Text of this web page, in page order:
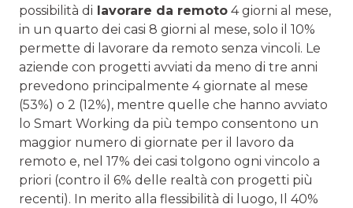
possibilità di lavorare da remoto 4 giorni al mese,
in un quarto dei casi 8 giorni al mese, solo il 10%
permette di lavorare da remoto senza vincoli. Le
aziende con progetti avviati da meno di tre anni
prevedono principalmente 4 giornate al mese
(53%) o 2 (12%), mentre quelle che hanno avviato
lo Smart Working da più tempo consentono un
maggior numero di giornate per il lavoro da
remoto e, nel 17% dei casi tolgono ogni vincolo a
priori (contro il 6% delle realtà con progetti più
recenti). In merito alla flessibilità di luogo, Il 40%